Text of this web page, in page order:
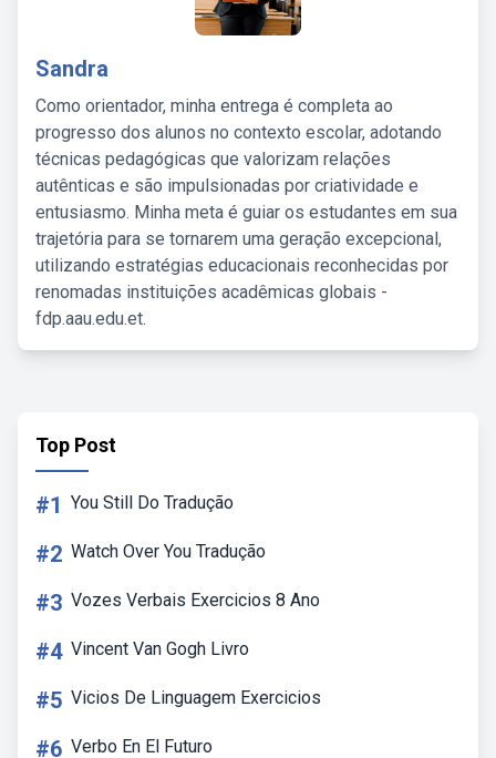
Sandra
Como orientador, minha entrega é completa ao
progresso dos alunos no contexto escolar, adotando
técnicas pedagógicas que valorizam relações
autênticas e são impulsionadas por criatividade e
entusiasmo. Minha meta é guiar os estudantes em sua
trajetória para se tornarem uma geração excepcional,
utilizando estratégias educacionais reconhecidas por
renomadas instituições acadêmicas globais -
fdp.aau.edu.et.
Top Post
#1 You Still Do Tradução
#2 Watch Over You Tradução
#3 Vozes Verbais Exercicios 8 Ano
#4 Vincent Van Gogh Livro
#5 Vicios De Linguagem Exercicios
#6 Verbo En El Futuro